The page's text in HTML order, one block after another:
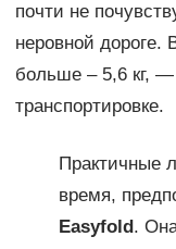
почти не
неровной дороге.
больше – 5,6 кг, —
транспортировке.
Практичные
время,
Easyfold .